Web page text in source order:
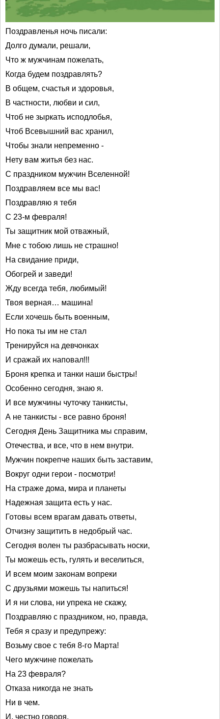
Поздравленья ночь писали:
Долго думали, решали,
Что ж мужчинам пожелать,
Когда будем поздравлять?
В общем, счастья и здоровья,
В частности, любви и сил,
Чтоб не зыркать исподлобья,
Чтоб Всевышний вас хранил,
Чтобы знали непременно -
Нету вам житья без нас.
С праздником мужчин Вселенной!
Поздравляем все мы вас!
Поздравляю я тебя
С 23-м февраля!
Ты защитник мой отважный,
Мне с тобою лишь не страшно!
На свидание приди,
Обогрей и заведи!
Жду всегда тебя, любимый!
Твоя верная… машина!
Если хочешь быть военным,
Но пока ты им не стал
Тренируйся на девчонках
И сражай их наповал!!!
Броня крепка и танки наши быстры!
Особенно сегодня, знаю я.
И все мужчины чуточку танкисты,
А не танкисты - все равно броня!
Сегодня День Защитника мы справим,
Отечества, и все, что в нем внутри.
Мужчин покрепче наших быть заставим,
Вокруг одни герои - посмотри!
На страже дома, мира и планеты
Надежная защита есть у нас.
Готовы всем врагам давать ответы,
Отчизну защитить в недобрый час.
Сегодня волен ты разбрасывать носки,
Ты можешь есть, гулять и веселиться,
И всем моим законам вопреки
С друзьями можешь ты напиться!
И я ни слова, ни упрека не скажу,
Поздравляю с праздником, но, правда,
Тебя я сразу и предупрежу:
Возьму свое с тебя 8-го Марта!
Чего мужчине пожелать
На 23 февраля?
Отказа никогда не знать
Ни в чем.
И, честно говоря,